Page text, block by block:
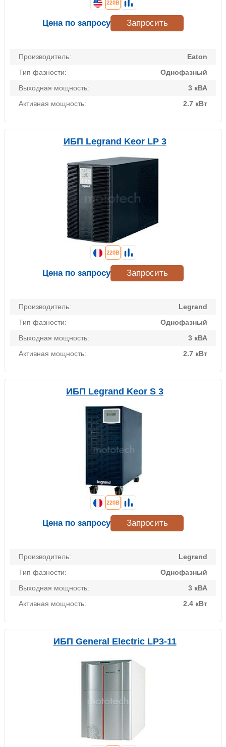
Производитель:
Eaton
Тип фазности:
Однофазный
Выходная мощность:
3 кВА
Активная мощность:
2.7 кВт
220В
Цена по запросу Запросить
ИБП Legrand Keor LP 3
Производитель:
Legrand
Тип фазности:
Однофазный
Выходная мощность:
3 кВА
Активная мощность:
2.7 кВт
220В
Цена по запросу Запросить
ИБП Legrand Keor S 3
Производитель:
Legrand
Тип фазности:
Однофазный
Выходная мощность:
3 кВА
Активная мощность:
2.4 кВт
220В
Цена по запросу Запросить
ИБП General Electric LP3-11